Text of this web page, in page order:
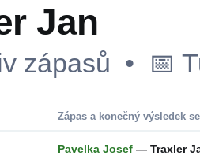
Jan
zápasů • 📅
Zápas a konečný výsledek
Pavelka Josef — Traxler